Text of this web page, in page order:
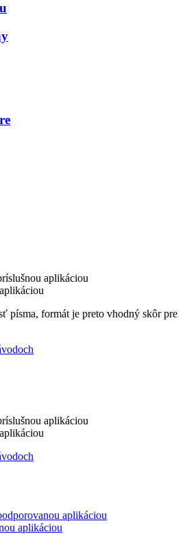
aplikáciou
písma, formát je preto vhodný skôr pre
aplikáciou
aplikáciou
aplikáciou